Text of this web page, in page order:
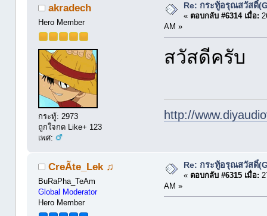
akradech
Hero Member
กระทู้: 2973
ถูกใจกด Like+ 123
เพศ:
Re: กระทู้อรุณสวัสดิ์
« ตอบกลับ #6314 เมื่อ:
AM »
สวัสดีครับ
http://
CreÃte_Lek ♫
BuRaPha_TeAm
Global Moderator
Hero Member
Re: กระทู้อรุณสวัสดิ์
« ตอบกลับ #6315 เมื่อ:
AM »